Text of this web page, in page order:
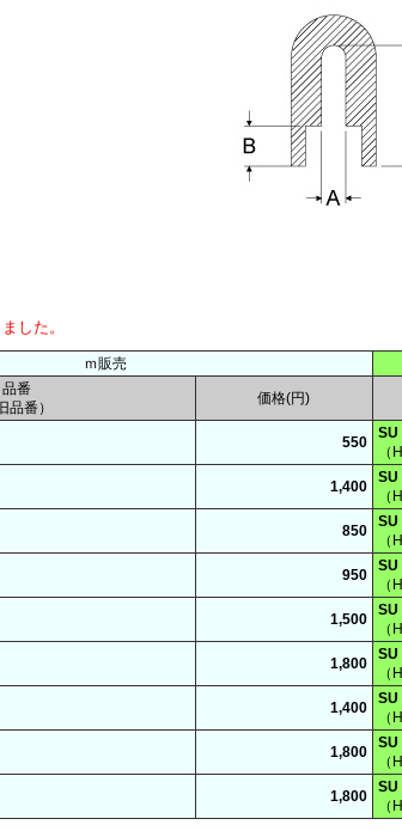
した。
ｍ販売
品番
品番）
価格(円)
550
SU
（
1,400
SU
（
850
SU
（
950
SU
（
1,500
SU
（
1,800
SU
（
1,400
SU
（
1,800
SU
（
1,800
SU
（